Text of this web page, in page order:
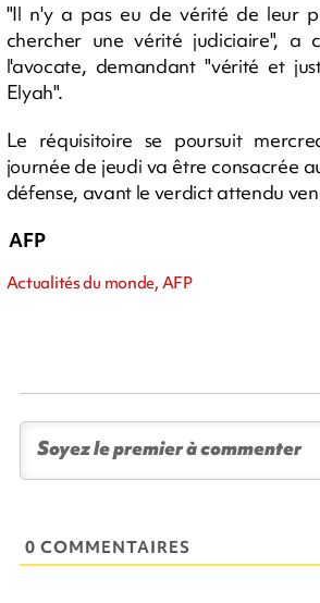
"Il n'y a pas eu de vérité de leur
chercher une vérité judiciaire", a
l'avocate, demandant "vérité et
Elyah".
Le réquisitoire se poursuit
journée de jeudi va être consacrée
défense, avant le verdict attendu
AFP
Actualités du monde, AFP
0 COMMENTAIRES